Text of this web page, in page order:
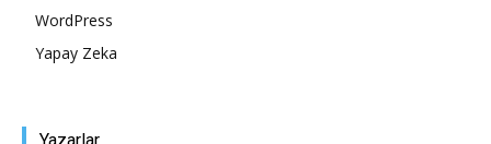
WordPress
Yapay Zeka